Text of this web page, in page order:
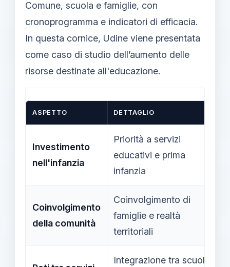
Comune, scuola e famiglie, con
cronoprogramma e indicatori di efficacia.
In questa cornice, Udine viene presentata
come caso di studio dell’aumento delle
risorse destinate all'educazione.
ASPETTO DETTAGLIO
Investimento
nell'infanzia
Priorità a servizi
educativi e prima
infanzia
Coinvolgimento
della comunità
Coinvolgimento di
famiglie e realtà
territoriali
Integrazione tra scuola,